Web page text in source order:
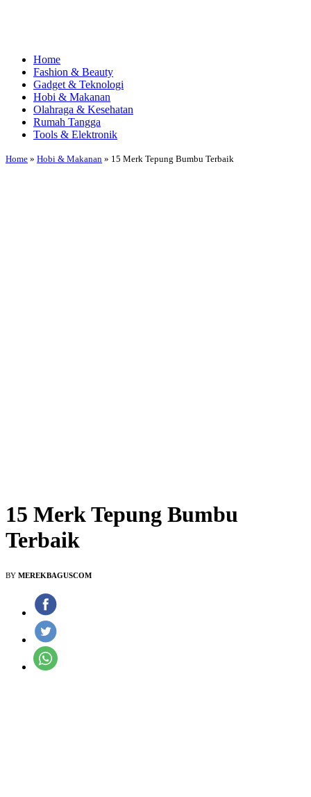
Home
Fashion & Beauty
Gadget & Teknologi
Hobi & Makanan
Olahraga & Kesehatan
Rumah Tangga
Tools & Elektronik
Home » Hobi & Makanan » 15 Merk Tepung Bumbu Terbaik
15 Merk Tepung Bumbu
Terbaik
BY MEREKBAGUSCOM